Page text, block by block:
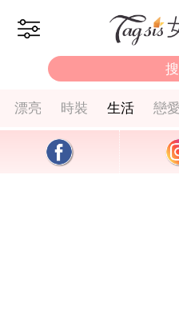
漂亮 時裝 生活 戀愛